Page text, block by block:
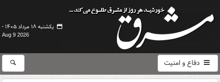
یکشنبه ۱۸ مرداد ۱۴۰۵ -
Aug 9 2026
دفاع و امنیت